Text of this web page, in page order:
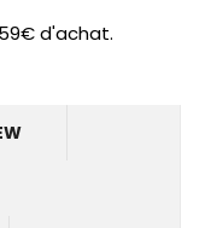
d'achat.